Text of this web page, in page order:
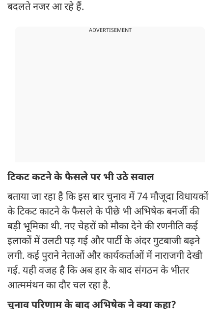
बदलते नजर आ रहे हैं.
ADVERTISEMENT
टिकट कटने के फैसले पर भी उठे सवाल
बताया जा रहा है कि इस बार चुनाव में 74 मौजूदा विधायकों
के टिकट काटने के फैसले के पीछे भी अभिषेक बनर्जी की
बड़ी भूमिका थी. नए चेहरों को मौका देने की रणनीति कई
इलाकों में उलटी पड़ गई और पार्टी के अंदर गुटबाजी बढ़ने
लगी. कई पुराने नेताओं और कार्यकर्ताओं में नाराजगी देखी
गई. यही वजह है कि अब हार के बाद संगठन के भीतर
आत्ममंथन का दौर चल रहा है.
चुनाव परिणाम के बाद अभिषेक ने क्या कहा?